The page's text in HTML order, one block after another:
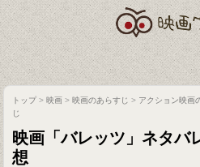
トップ>映画 >映画のあらすじ > アクション映画
じ
映画「バレッツ」ネタバ
想